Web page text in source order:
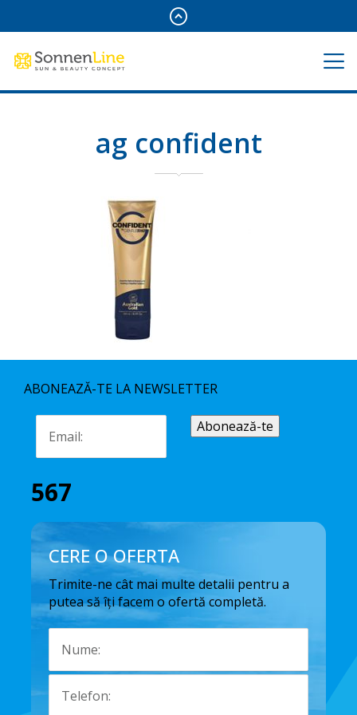
ag confident
ABONEAZĂ-TE LA NEWSLETTER
567
CERE O OFERTA
Trimite-ne cât mai multe detalii pentru a
putea să îți facem o ofertă completă.